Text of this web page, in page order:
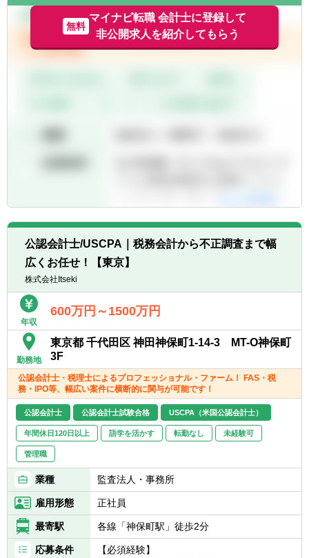
【会計ソフト】
勘定奉行、弥生会計、ＰＣＡ会計、ＴＫＣ、
フリー
無料
マイナビ転職 会計士に登録して
非公開求人を紹介してもらう
公認会計士/USCPA｜税務会計から不正調査まで幅
広くお任せ！【東京】
株式会社Itseki
年収
600万円～1500万円
勤務地
東京都 千代田区 神田神保町1-14-3 MT-O神保町
3F
公認会計士・税理士によるプロフェッショナル・ファーム！ FAS・税
務・IPO等、幅広い案件に横断的に関与が可能です！
公認会計士 公認会計士試験合格 USCPA（米国公認会計士）
年間休日120日以上 語学を活かす 転勤なし 未経験可
管理職
業種 監査法人・事務所
雇用形態 正社員
最寄駅 各線「神保町駅」徒歩2分
応募条件
【必須経験】